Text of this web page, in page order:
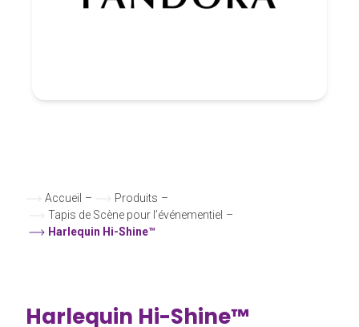
Accueil – Produits –
Tapis de Scène pour l’événementiel –
Harlequin Hi-Shine™
Harlequin Hi-Shine™